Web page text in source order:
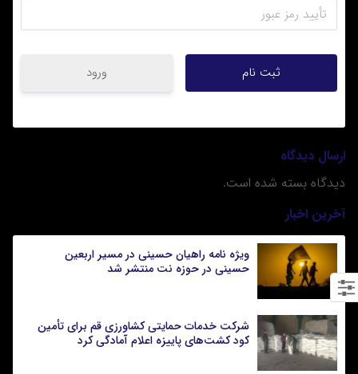
ورود
ارسال دیدگاه
دیدگاه بسته شده است.
آخرین اخبار
ویژه نامه راهیان حسینی در مسیر اربعین
حسینی در حوزه نت منتشر شد
شرکت خدمات حمایتی کشاورزی قم برای تأمین
کود کشت‌های پاییزه اعلام آمادگی کرد